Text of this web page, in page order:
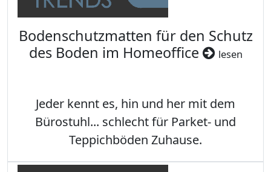
Bodenschutzmatten für den Schutz
des Boden im Homeoffice
lesen
Jeder kennt es, hin und her mit dem
Bürostuhl... schlecht für Parket- und
Teppichböden Zuhause.